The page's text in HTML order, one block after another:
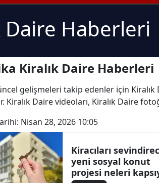
Ağrı
Daire Haberleri
Kiralık Daire Haberleri
gelişmeleri takip edenler için
Kiralık Daire videoları, Kiralık Daire
Nisan 28, 2026 10:05
Kiracıları
yeni sosyal konut
projesi neleri